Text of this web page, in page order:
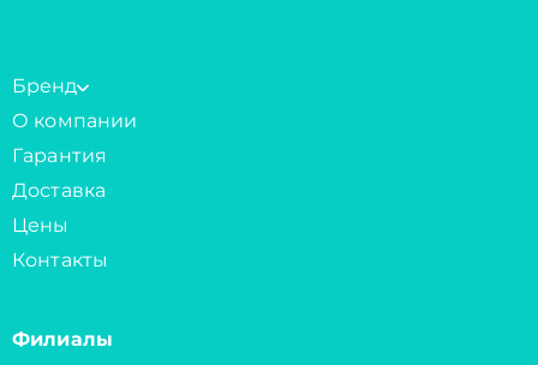
Бренд
О компании
Гарантия
Доставка
Цены
Контакты
Филиалы